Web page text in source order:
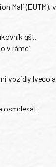
Mali (EUTM), v
gšt.
v rámci
vozidly Iveco a
osmdesát